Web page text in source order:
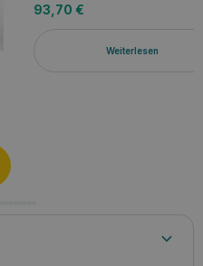
93,70 €
Weiterlesen